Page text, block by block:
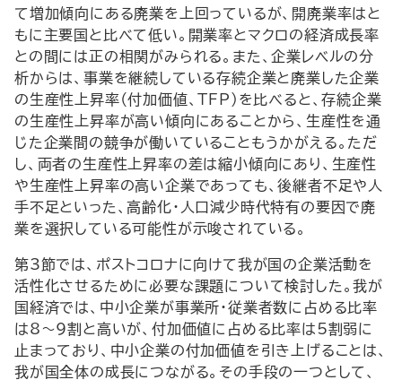
て増加傾向にある廃業を上回っているが、開廃業率はと
もに主要国と比べて低い。開業率とマクロの経済成長率
との間には正の相関がみられる。また、企業レベルの分
析からは、事業を継続している存続企業と廃業した企業
の生産性上昇率（付加価値、TFP）を比べると、存続企業
の生産性上昇率が高い傾向にあることから、生産性を通
じた企業間の競争が働いていることもうかがえる。ただ
し、両者の生産性上昇率の差は縮小傾向にあり、生産性
や生産性上昇率の高い企業であっても、後継者不足や人
手不足といった、高齢化・人口減少時代特有の要因で廃
業を選択している可能性が示唆されている。
第3節では、ポストコロナに向けて我が国の企業活動を
活性化させるために必要な課題について検討した。我が
国経済では、中小企業が事業所・従業者数に占める比率
は8～9割と高いが、付加価値に占める比率は5割弱に
止まっており、中小企業の付加価値を引き上げることは、
我が国全体の成長につながる。その手段の一つとして、